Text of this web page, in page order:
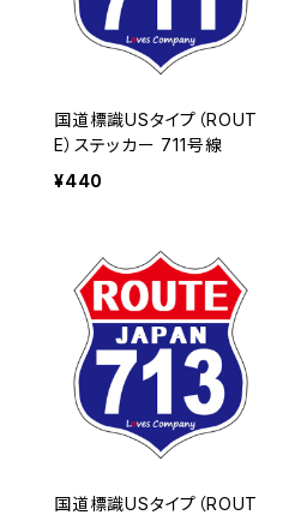
国道標識USタイプ（ROUT
E）ステッカー 711号線
¥440
国道標識USタイプ（ROUT